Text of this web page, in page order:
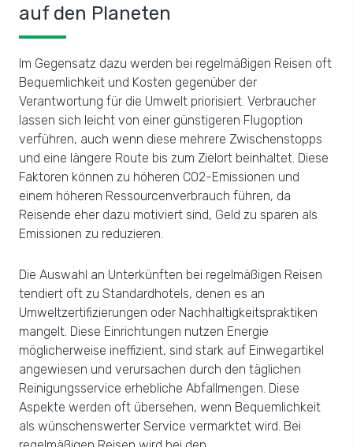
auf den Planeten
Im Gegensatz dazu werden bei regelmäßigen Reisen oft
Bequemlichkeit und Kosten gegenüber der
Verantwortung für die Umwelt priorisiert. Verbraucher
lassen sich leicht von einer günstigeren Flugoption
verführen, auch wenn diese mehrere Zwischenstopps
und eine längere Route bis zum Zielort beinhaltet. Diese
Faktoren können zu höheren CO2-Emissionen und
einem höheren Ressourcenverbrauch führen, da
Reisende eher dazu motiviert sind, Geld zu sparen als
Emissionen zu reduzieren.
Die Auswahl an Unterkünften bei regelmäßigen Reisen
tendiert oft zu Standardhotels, denen es an
Umweltzertifizierungen oder Nachhaltigkeitspraktiken
mangelt. Diese Einrichtungen nutzen Energie
möglicherweise ineffizient, sind stark auf Einwegartikel
angewiesen und verursachen durch den täglichen
Reinigungsservice erhebliche Abfallmengen. Diese
Aspekte werden oft übersehen, wenn Bequemlichkeit
als wünschenswerter Service vermarktet wird. Bei